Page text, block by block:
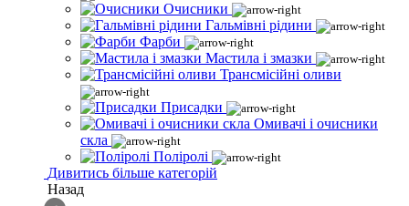
Очисники
Гальмівні рідини
Фарби
Мастила і змазки
Трансмісійні оливи
Присадки
Омивачі і очисники
скла
Поліролі
Дивитись більше категорій
Назад